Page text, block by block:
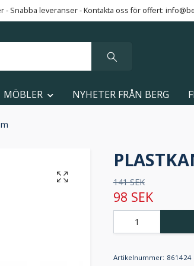
Snabba leveranser - Kontakta oss för offert:
MÖBLER NYHETER FRÅN BERG
141 SEK
98 SEK
Artikelnummer: 861424